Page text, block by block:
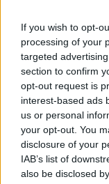
If you wish to opt-
processing of your
targeted
section to confirm
opt-out request is
interest-based ads
us or personal
your opt-out. You
disclosure of your
IAB’s list of
also be disclosed
Aktuális
Paks II.: Mit